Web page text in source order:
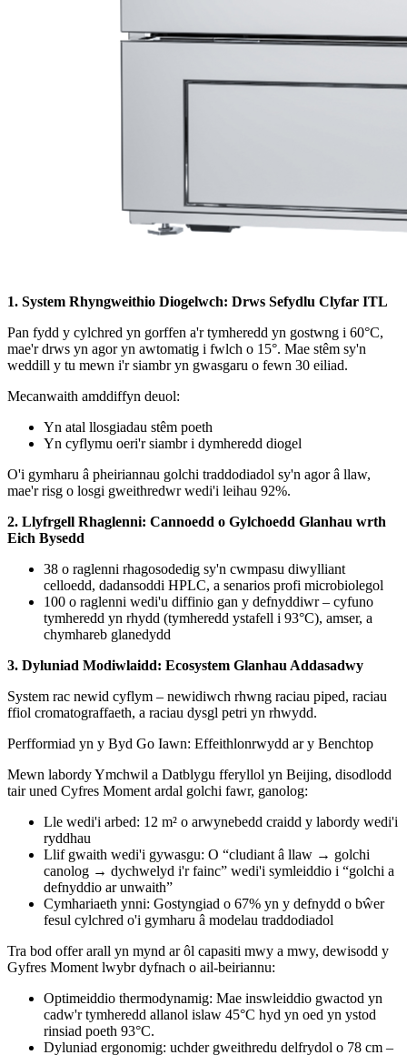
1. System Rhyngweithio Diogelwch: Drws Sefydlu Clyfar ITL
Pan fydd y cylchred yn gorffen a'r tymheredd yn gostwng i 60°C,
mae'r drws yn agor yn awtomatig i fwlch o 15°. Mae stêm sy'n
weddill y tu mewn i'r siambr yn gwasgaru o fewn 30 eiliad.
Mecanwaith amddiffyn deuol:
Yn atal llosgiadau stêm poeth
Yn cyflymu oeri'r siambr i dymheredd diogel
O'i gymharu â pheiriannau golchi traddodiadol sy'n agor â llaw,
mae'r risg o losgi gweithredwr wedi'i leihau 92%.
2. Llyfrgell Rhaglenni: Cannoedd o Gylchoedd Glanhau wrth
Eich Bysedd
38 o raglenni rhagosodedig sy'n cwmpasu diwylliant
celloedd, dadansoddi HPLC, a senarios profi microbiolegol
100 o raglenni wedi'u diffinio gan y defnyddiwr – cyfuno
tymheredd yn rhydd (tymheredd ystafell i 93°C), amser, a
chymhareb glanedydd
3. Dyluniad Modiwlaidd: Ecosystem Glanhau Addasadwy
System rac newid cyflym – newidiwch rhwng raciau piped, raciau
ffiol cromatograffaeth, a raciau dysgl petri yn rhwydd.
Perfformiad yn y Byd Go Iawn: Effeithlonrwydd ar y Benchtop
Mewn labordy Ymchwil a Datblygu fferyllol yn Beijing, disodlodd
tair uned Cyfres Moment ardal golchi fawr, ganolog:
Lle wedi'i arbed: 12 m² o arwynebedd craidd y labordy wedi'i
ryddhau
Llif gwaith wedi'i gywasgu: O “cludiant â llaw → golchi
canolog → dychwelyd i'r fainc” wedi'i symleiddio i “golchi a
defnyddio ar unwaith”
Cymhariaeth ynni: Gostyngiad o 67% yn y defnydd o bŵer
fesul cylchred o'i gymharu â modelau traddodiadol
Tra bod offer arall yn mynd ar ôl capasiti mwy a mwy, dewisodd y
Gyfres Moment lwybr dyfnach o ail-beiriannu:
Optimeiddio thermodynamig: Mae inswleiddio gwactod yn
cadw'r tymheredd allanol islaw 45°C hyd yn oed yn ystod
rinsiad poeth 93°C.
Dyluniad ergonomig: uchder gweithredu delfrydol o 78 cm –